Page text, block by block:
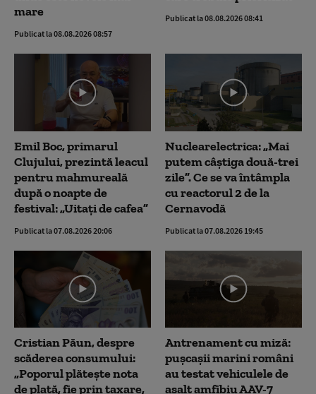
mare
Publicat la 08.08.2026 08:57
Publicat la 08.08.2026 08:41
Emil Boc, primarul
Clujului, prezintă leacul
pentru mahmureală
după o noapte de
festival: „Uitați de cafea”
Publicat la 07.08.2026 20:06
Nuclearelectrica: „Mai
putem câștiga două-trei
zile”. Ce se va întâmpla
cu reactorul 2 de la
Cernavodă
Publicat la 07.08.2026 19:45
Cristian Păun, despre
scăderea consumului:
„Poporul plătește nota
de plată, fie prin taxare,
Antrenament cu miză:
pușcașii marini români
au testat vehiculele de
asalt amfibiu AAV-7